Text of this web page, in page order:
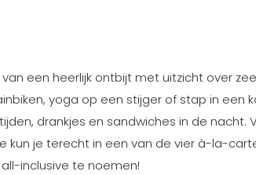
van een heerlijk ontbijt met uitzicht over
yoga op een stijger of stap in een
drankjes en sandwiches in de nacht.
je terecht in een van de vier à-la-
all-inclusive te noemen!